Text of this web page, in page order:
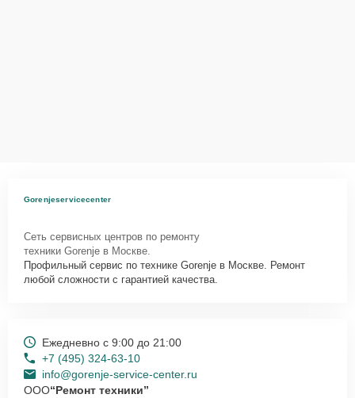
Gorenjeservicecenter
Сеть сервисных центров по ремонту
техники Gorenje в Москве.
Профильный сервис по технике Gorenje в Москве. Ремонт
любой сложности с гарантией качества.
Ежедневно с 9:00 до 21:00
+7 (495) 324-63-10
info@gorenje-service-center.ru
ООО“Ремонт техники”